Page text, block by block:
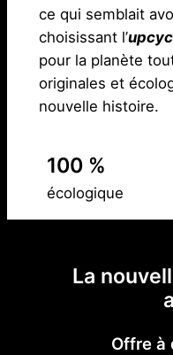
ce qui semblait
choisissant l’
pour la planète
originales et
nouvelle histoire.
100 %
écologique
La
Offre à